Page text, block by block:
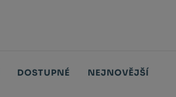
DOSTUPNÉ NEJNOVĚJŠÍ